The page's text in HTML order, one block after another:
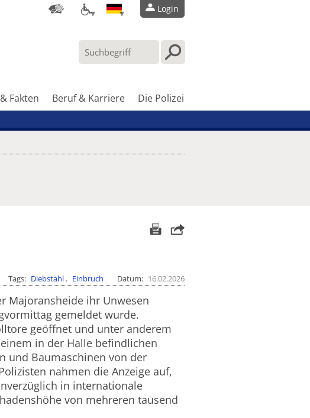
Login
Fakten Beruf & Karriere Die Polizei
Tags Diebstahl Einbruch Datum 16.02.2026
Majoransheide ihr Unwesen
gemeldet wurde.
geöffnet und unter anderem
in der Halle befindlichen
und Baumaschinen von der
nahmen die Anzeige auf,
in internationale
von mehreren tausend